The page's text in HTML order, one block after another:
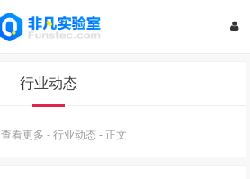
行业动态
查看更多 - 行业动态 - 正文